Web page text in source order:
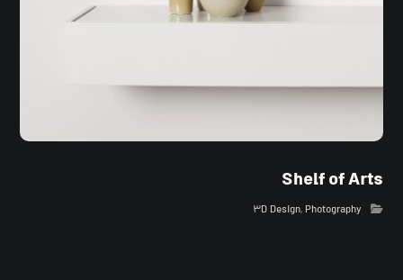
Shelf of Arts
۳D Design, Photography